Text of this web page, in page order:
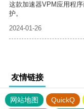
这款加速器VPM应用程
护。
2024-01-26
友情链接
网站地图 QuickQ